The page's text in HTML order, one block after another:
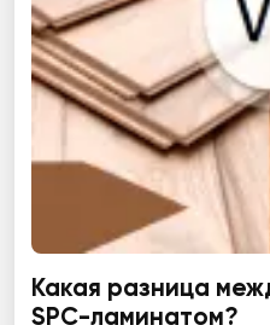
Какая разница
SPC-ламинатом?